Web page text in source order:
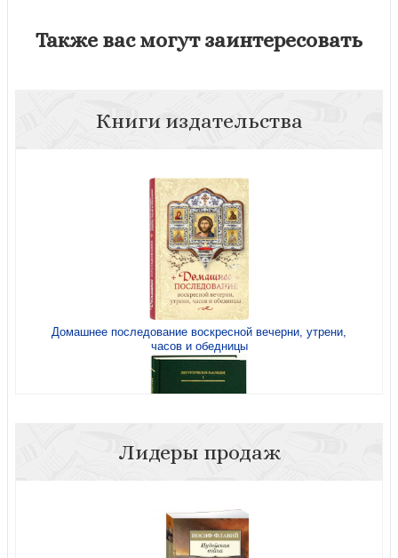
Также вас могут заинтересовать
Книги издательства
Домашнее последование воскресной вечерни, утрени,
часов и обедницы
Чиновник архиепископов Новгородских
Лидеры продаж